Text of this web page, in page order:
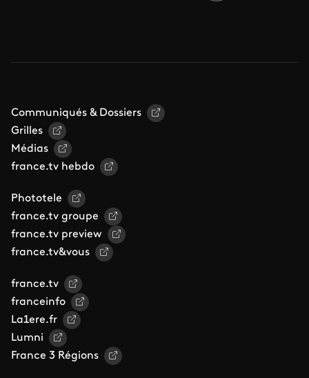
Communiqués & Dossiers
Grilles
Médias
france.tv hebdo
Phototele
france.tv groupe
france.tv preview
france.tv&vous
france.tv
franceinfo
La1ere.fr
Lumni
France 3 Régions